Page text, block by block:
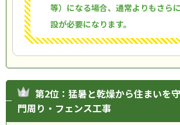
等）になる場合、通常よりもさら
設が必要になります。
第2位：猛暑と乾燥から住まいを
門周り・フェンス工事